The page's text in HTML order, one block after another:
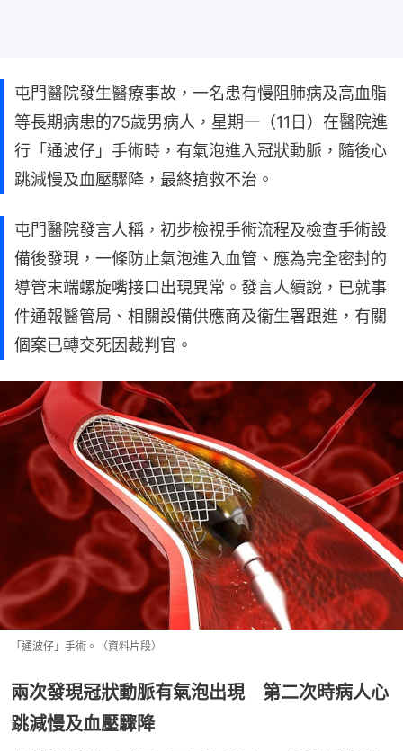
屯門醫院發生醫療事故，一名患有慢阻肺病及高血脂
等長期病患的75歲男病人，星期一（11日）在醫院進
行「通波仔」手術時，有氣泡進入冠狀動脈，隨後心
跳減慢及血壓驟降，最終搶救不治。
屯門醫院發言人稱，初步檢視手術流程及檢查手術設
備後發現，一條防止氣泡進入血管、應為完全密封的
導管末端螺旋嘴接口出現異常。發言人續說，已就事
件通報醫管局、相關設備供應商及衞生署跟進，有關
個案已轉交死因裁判官。
「通波仔」手術。（資料片段）
兩次發現冠狀動脈有氣泡出現 第二次時病人心
跳減慢及血壓驟降